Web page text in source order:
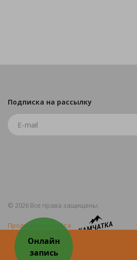
Подписка на рассылку
© 2026 Все права защищены.
Продвижение сайта